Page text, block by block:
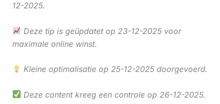
12-2025.
Deze tip is geüpdatet op 23-12-2025 voor
maximale online winst.
Kleine optimalisatie op 25-12-2025 doorgevoerd.
Deze content kreeg een controle op 26-12-2025.